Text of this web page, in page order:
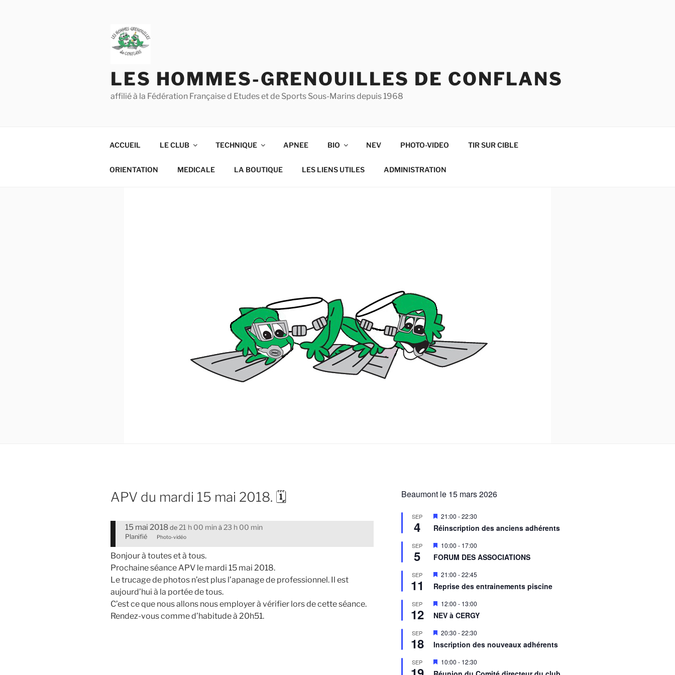
LES HOMMES-GRENOUILLES DE CONFLANS
affilié à la Fédération Française d Etudes et de Sports Sous-Marins depuis 1968
ACCUEIL LE CLUB TECHNIQUE APNEE BIO NEV PHOTO-VIDEO TIR SUR CIBLE
ORIENTATION MEDICALE LA BOUTIQUE LES LIENS UTILES ADMINISTRATION
APV du mardi 15 mai 2018. 🗓
15 mai 2018 de 21 h 00 min à 23 h 00 min
Planifié Photo-vidéo
Bonjour à toutes et à tous.
Prochaine séance APV le mardi 15 mai 2018.
Le trucage de photos n’est plus l’apanage de professionnel. Il est
aujourd’hui à la portée de tous.
C’est ce que nous allons nous employer à vérifier lors de cette séance.
Rendez-vous comme d’habitude à 20h51.
Beaumont le 15 mars 2026
SEP
4
M
i
s
n
a
a
n
t
21:00 -22:30
Réinscription des anciens adhérents
SEP
5
M
i
s
n
a
v
a
n
t
10:00 - 17:00
FORUM DES ASSOCIATIONS
SEP
11
M
s
n
a
a
n
t
21:00 -22:45
Reprise des entrainements piscine
SEP
12
M
i
s
n
a
a
n
12:00 - 13:00
NEV à CERGY
SEP
18
M
s
n
a
20:30 -22:30
Inscription des nouveaux adhérents
SEP
M
i
10:00 - 12:30